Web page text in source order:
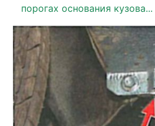
порогах основания кузова...